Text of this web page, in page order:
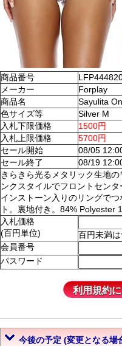
商品番号
メーカー
Forplay
商品名
Sayulita
色サイズ等
Silver M
入札下限価格
1500円
入札上限価格
5700円
セール開始
08/05
セール終了
08/19
きらきら光るメタリック生地
ンクスタイルでフロントセン
インストーン入りのリングで
ト。裏地付き。84% Polyester
入札価格
(百円単位)
百円未満は
会員番号
パスワード
今後の予定 (変更となる場